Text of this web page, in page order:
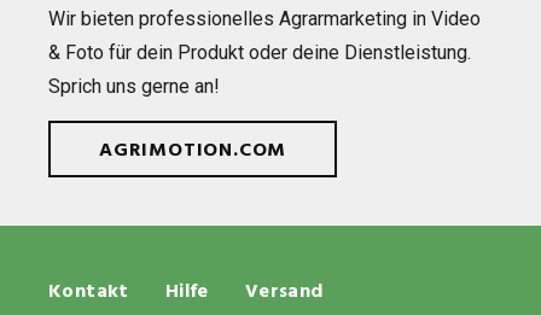
Wir bie­ten pro­fes­sio­nel­les Agrar­mar­ke­ting in Video
& Foto für dein Pro­dukt oder deine Dienst­leis­tung.
Sprich uns gerne an!
AGRIMOTION.COM
Kontakt Hilfe
Versand